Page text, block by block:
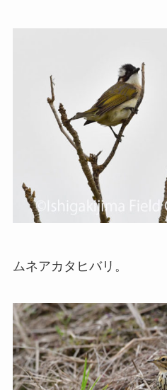
ムネアカタヒバリ。